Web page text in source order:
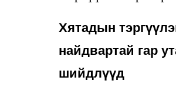
Хятадын
найдвартай гар
шийдлүүд